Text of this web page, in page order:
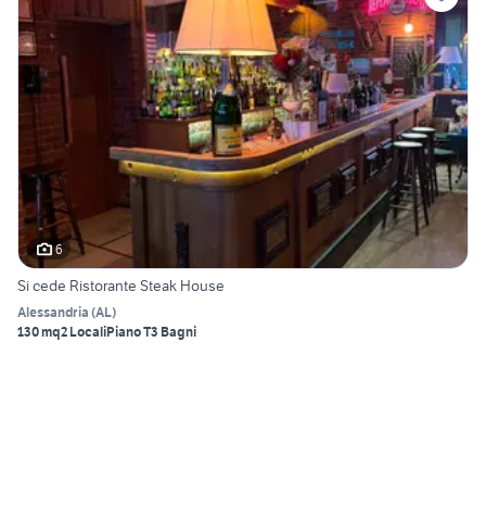
6
Si cede Ristorante Steak House
Alessandria (AL)
130 mq2 LocaliPiano T3 Bagni